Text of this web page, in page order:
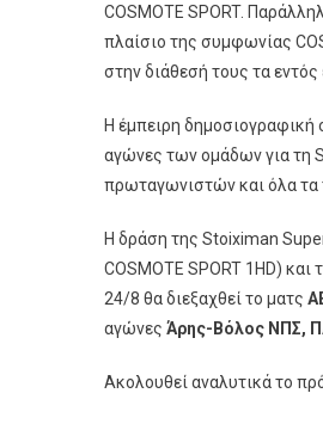
COSMOTE SPORT.
πλαίσιο της συμφωνίας
στην διάθεσή τους τα
Η έμπειρη δημοσιογραφική
αγώνες των ομάδων για τη
πρωταγωνιστών και όλα τα
Η δράση της Stoiximan
COSMOTE SPORT 1HD) και
24/8 θα διεξαχθεί το ματς
αγώνες Άρης-Βόλος ΝΠΣ,
Ακολουθεί αναλυτικά το